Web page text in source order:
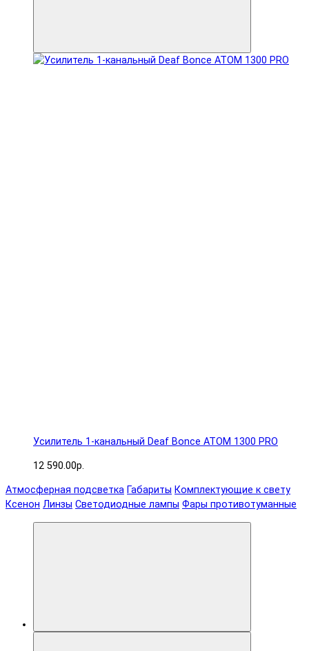
Усилитель 1-канальный Deaf Bonce ATOM 1300 PRO
12 590.00р.
Атмосферная подсветка Габариты Комплектующие к свету
Ксенон Линзы Светодиодные лампы Фары противотуманные